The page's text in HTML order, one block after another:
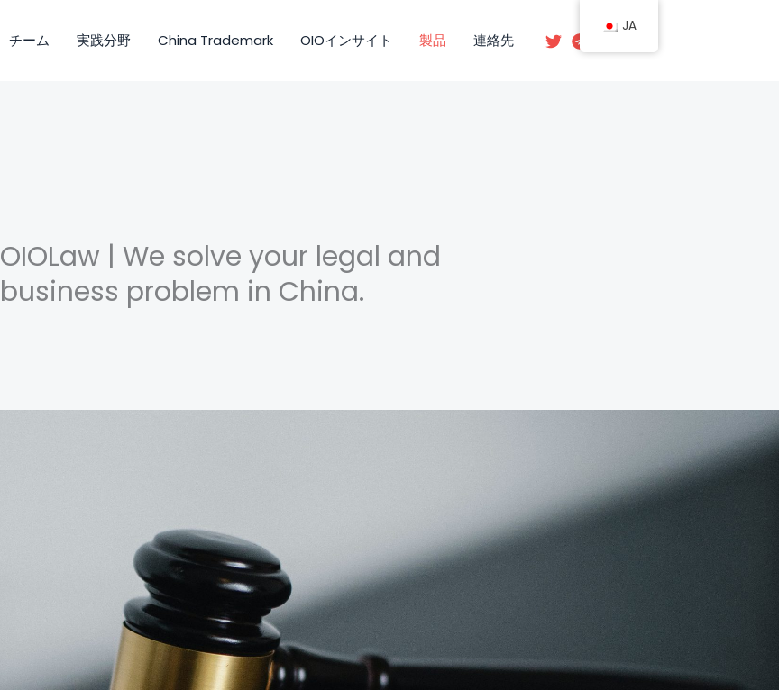
チーム 実践分野 China Trademark OIOインサイト 製品 連絡先
OIOLaw | We solve your legal and
business problem in China.
JA